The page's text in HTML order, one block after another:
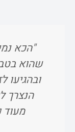
"הכא
שהוא
ובהגיעו
הנצרך
מעוד